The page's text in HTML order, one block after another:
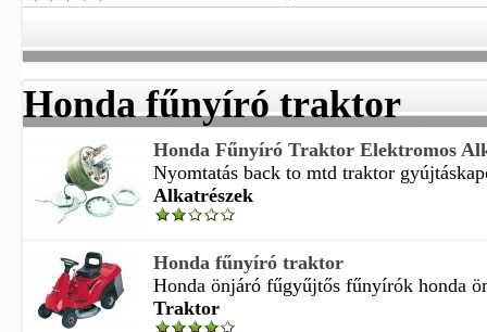
Honda fűnyíró traktor
Honda Fűnyíró Traktor Elektromos
Nyomtatás back to mtd traktor
Alkatrészek
Honda fűnyíró traktor
Honda önjáró fűgyűjtős fűnyírók honda
Traktor